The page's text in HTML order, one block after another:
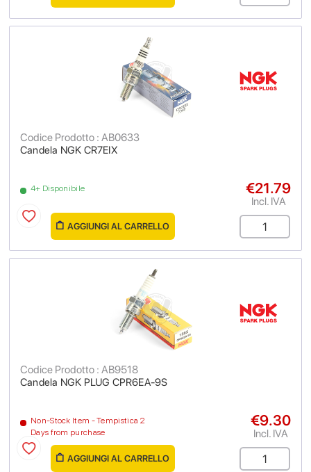
Candela NGK CR7EIX
Codice Prodotto : AB0633
4+ Disponibile €21.79
Incl. IVA
AGGIUNGI AL CARRELLO
Candela NGK PLUG CPR6EA-9S
Codice Prodotto : AB9518
Non-Stock Item - Tempistica 2
Days from purchase
€9.30
Incl. IVA
AGGIUNGI AL CARRELLO